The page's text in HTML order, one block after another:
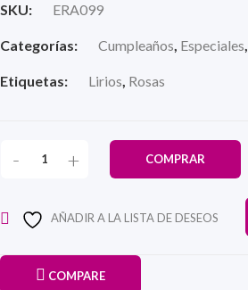
SKU: ERA099
Categorías: Cumpleaños, Especiales,
Etiquetas: Lirios, Rosas
- + COMPRAR
AÑADIR A LA LISTA DE DESEOS
COMPARE